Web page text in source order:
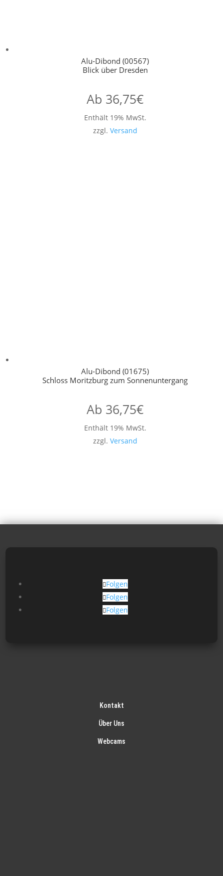
Alu-Dibond (00567)
Blick über Dresden
Ab 36,75€
Enthält 19% MwSt.
zzgl. Versand
Alu-Dibond (01675)
Schloss Moritzburg zum Sonnenuntergang
Ab 36,75€
Enthält 19% MwSt.
zzgl. Versand
Folgen
Folgen
Folgen
Kontakt
Über Uns
Webcams